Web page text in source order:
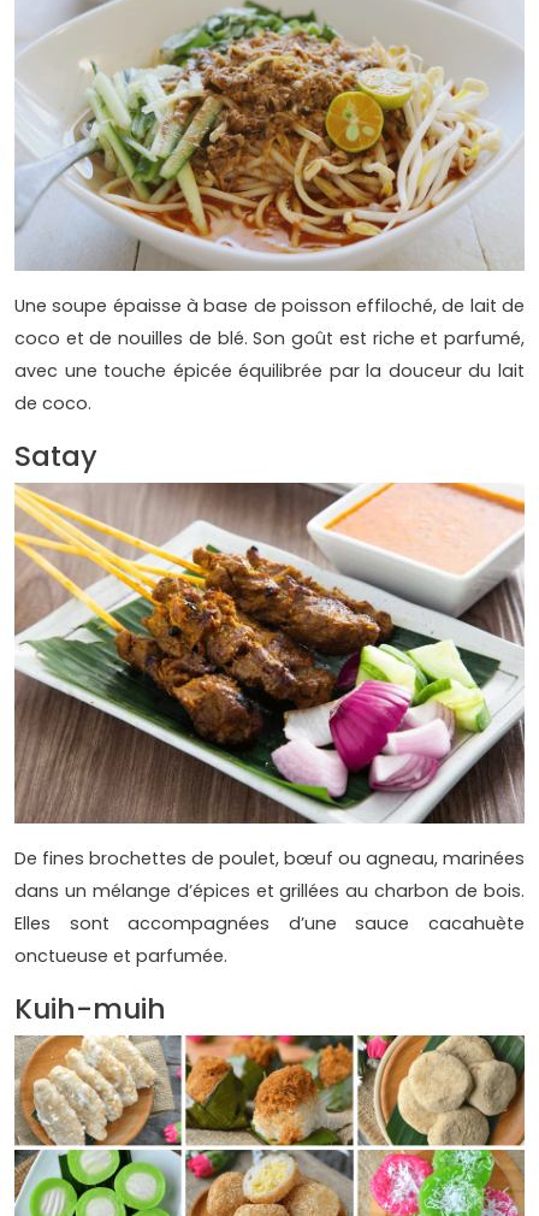
Une soupe épaisse à base de poisson effiloché, de lait de
coco et de nouilles de blé. Son goût est riche et parfumé,
avec une touche épicée équilibrée par la douceur du lait
de coco.
Satay
De fines brochettes de poulet, bœuf ou agneau, marinées
dans un mélange d’épices et grillées au charbon de bois.
Elles sont accompagnées d’une sauce cacahuète
onctueuse et parfumée.
Kuih-muih